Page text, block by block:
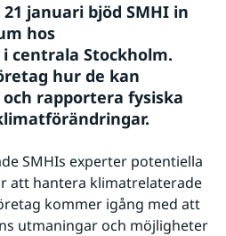
januari bjöd SMHI in
hos
centrala Stockholm.
hur de kan
rapportera fysiska
SMHIs experter potentiella
att hantera klimatrelaterade
kommer igång med att
utmaningar och möjligheter